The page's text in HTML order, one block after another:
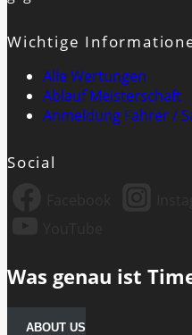
Wichtige
Alle Wertungen
Ablauf Meisterschaft
Anmeldung Fahrer /
Social
Was genau ist
ABOUT US